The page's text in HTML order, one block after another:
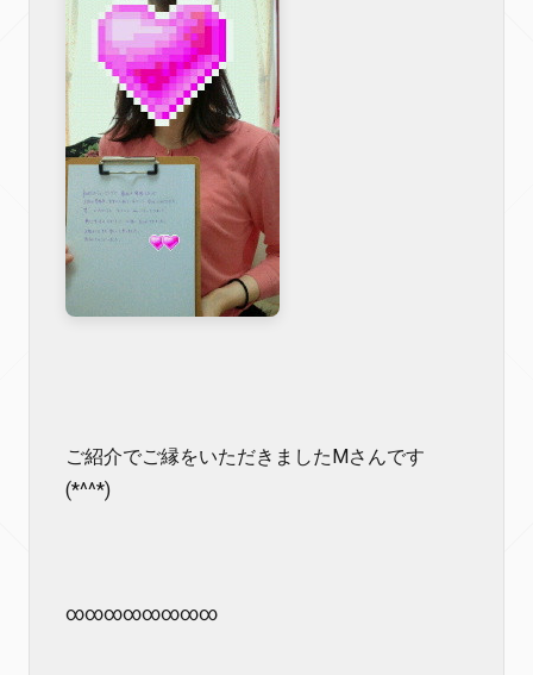
ご紹介でご縁をいただきましたMさんです
(*^^*)
∞∞∞∞∞∞∞∞